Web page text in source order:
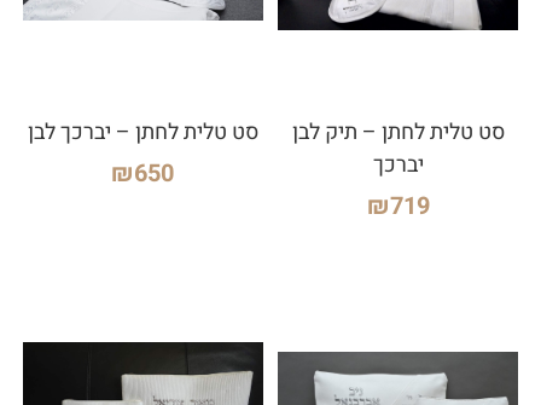
סט טלית לחתן – תיק לבן
יברכך
₪719
סט טלית לחתן – יברכך לבן
₪650